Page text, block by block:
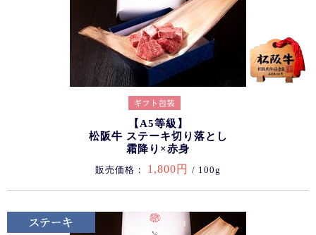
【A5等級】
松阪牛 ステーキ切り落とし
霜降り×赤身
販売価格： 1,800円 / 100g